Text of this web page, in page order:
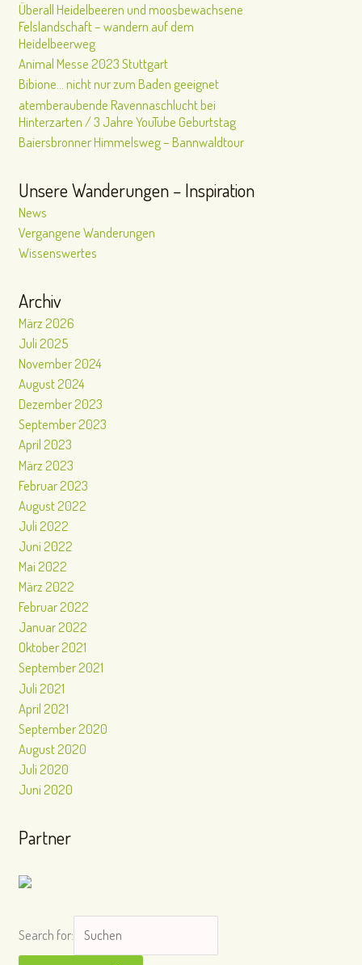
Überall Heidelbeeren und moosbewachsene
Felslandschaft – wandern auf dem
Heidelbeerweg
Animal Messe 2023 Stuttgart
Bibione… nicht nur zum Baden geeignet
atemberaubende Ravennaschlucht bei
Hinterzarten / 3 Jahre YouTube Geburtstag
Baiersbronner Himmelsweg – Bannwaldtour
Unsere Wanderungen – Inspiration
News
Vergangene Wanderungen
Wissenswertes
Archiv
März 2026
Juli 2025
November 2024
August 2024
Dezember 2023
September 2023
April 2023
März 2023
Februar 2023
August 2022
Juli 2022
Juni 2022
Mai 2022
März 2022
Februar 2022
Januar 2022
Oktober 2021
September 2021
Juli 2021
April 2021
September 2020
August 2020
Juli 2020
Juni 2020
Partner
Search for: